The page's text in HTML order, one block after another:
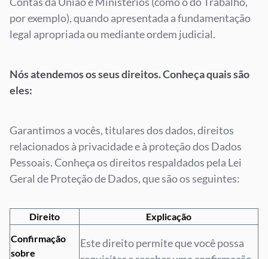
por exemplo), quando apresentada a fundamentação
legal apropriada ou mediante ordem judicial.
Nós atendemos os seus direitos. Conheça quais são
eles:
Garantimos a vocês, titulares dos dados, direitos
relacionados à privacidade e à proteção dos Dados
Pessoais. Conheça os direitos respaldados pela Lei
Geral de Proteção de Dados, que são os seguintes:
Direito
Explicação
Confirmação
sobre
Este direito permite que você possa